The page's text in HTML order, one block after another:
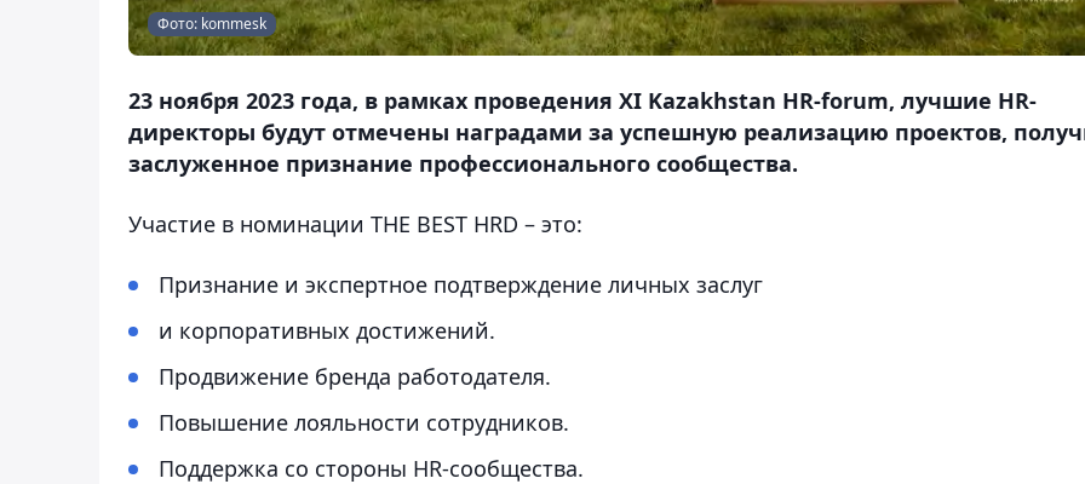
Фото: kommesk
23 ноября 2023 года, в рамках проведения XI Kazakhstan HR-forum, лучшие HR-
директоры будут отмечены наградами за успешную реализацию проектов,
заслуженное признание профессионального сообщества.
Участие в номинации THE BEST HRD – это:
Признание и экспертное подтверждение личных заслуг
и корпоративных достижений.
Продвижение бренда работодателя.
Повышение лояльности сотрудников.
Поддержка со стороны HR-сообщества.